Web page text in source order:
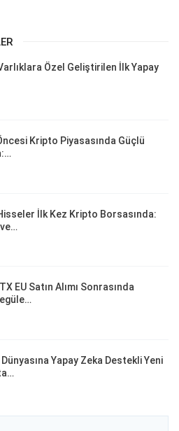
Özel Geliştirilen İlk Yapay
Kripto Piyasasında Güçlü
İlk Kez Kripto Borsasında:
EU Satın Alımı Sonrasında
Yapay Zeka Destekli Yeni